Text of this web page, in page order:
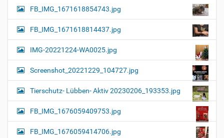
FB_IMG_1671618854743.jpg
FB_IMG_1671618814437.jpg
IMG-20221224-WA0025.jpg
Screenshot_20221229_104727.jpg
Tierschutz- Lübben- Aktiv 20230206_193353.jpg
FB_IMG_1676059409753.jpg
FB_IMG_1676059414706.jpg